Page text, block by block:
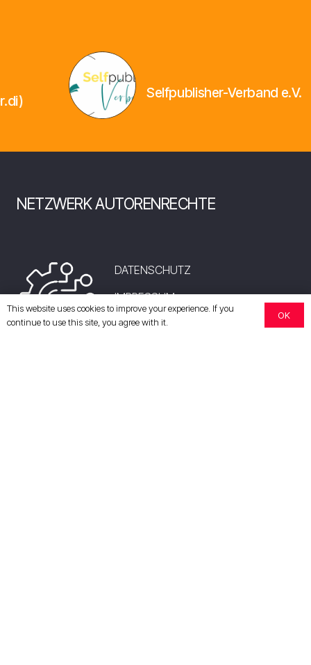
Selfpublisher-Verband e.V.
NETZWERK AUTORENRECHTE
DATENSCHUTZ
IMPRESSUM
Lobbyregister Nr. R005345
This website uses cookies to improve your experience. If you
continue to use this site, you agree with it.
OK